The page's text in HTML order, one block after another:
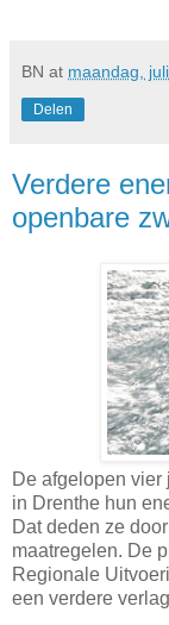
BN at maandag,
Delen
Verdere
openbare
De afgelopen
in Drenthe hun
Dat deden ze
maatregelen. De
Regionale
een verdere